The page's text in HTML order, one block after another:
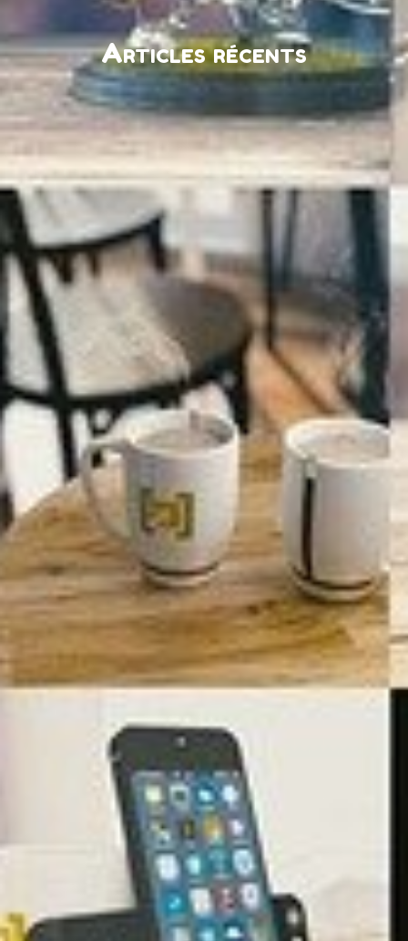
Articles récents
Google a introduit une nouvelle fonctionnalité
permettant de modifier les adresses Gmail, un...
Le FBI a lancé une alerte concernant Kali365, un kit
de phishing sophistiqué permettant d'accéder...